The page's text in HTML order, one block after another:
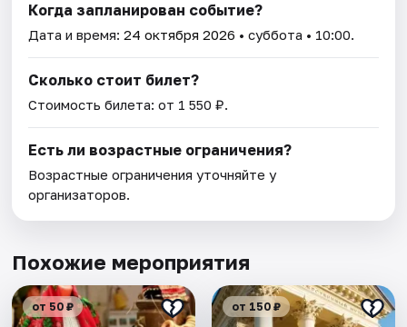
Когда запланирован событие?
Дата и время:24 октября 2026 • суббота • 10:00.
Сколько стоит билет?
Стоимость билета: от 1 550 ₽.
Есть ли возрастные ограничения?
Возрастные ограничения уточняйте у
организаторов.
Похожие мероприятия
от 50 ₽ от 150 ₽